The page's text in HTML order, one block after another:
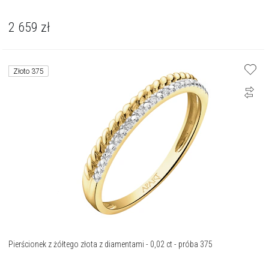
2 659 zł
Złoto 375
Pierścionek z żółtego złota z diamentami - 0,02 ct - próba 375